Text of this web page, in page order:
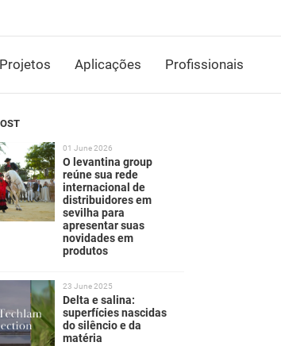
Projetos Aplicações Profissionais
01 June 2026
O levantina group
reúne sua rede
internacional de
distribuidores em
sevilha para
apresentar suas
novidades em
produtos
23 June 2025
Delta e salina:
superfícies nascidas
do silêncio e da
matéria